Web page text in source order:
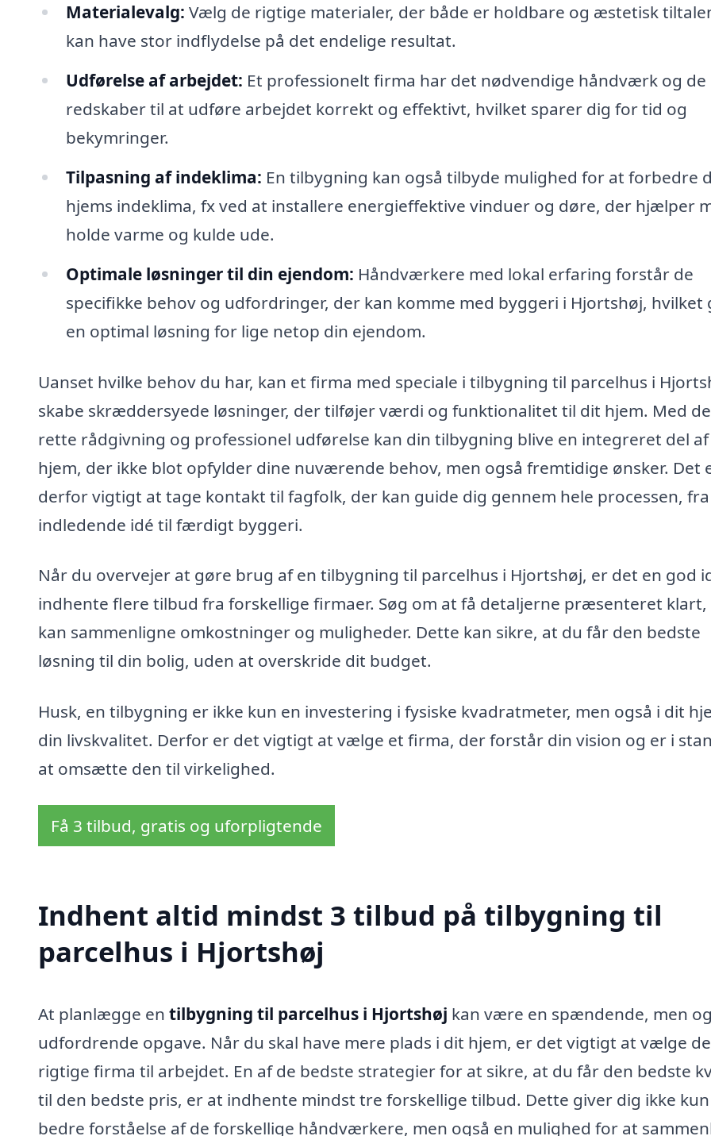
Materialevalg: Vælg de rigtige materialer, der både er holdbare og æstetisk
kan have stor indflydelse på det endelige resultat.
Udførelse af arbejdet: Et professionelt firma har det nødvendige håndværk og
redskaber til at udføre arbejdet korrekt og effektivt, hvilket sparer dig for tid og
bekymringer.
Tilpasning af indeklima: En tilbygning kan også tilbyde mulighed for at forbedre
hjems indeklima, fx ved at installere energieffektive vinduer og døre, der hjælper
holde varme og kulde ude.
Optimale løsninger til din ejendom: Håndværkere med lokal erfaring forstår de
specifikke behov og udfordringer, der kan komme med byggeri i Hjortshøj, hvilket
en optimal løsning for lige netop din ejendom.
Uanset hvilke behov du har, kan et firma med speciale i tilbygning til parcelhus i
skabe skræddersyede løsninger, der tilføjer værdi og funktionalitet til dit hjem. Med
rette rådgivning og professionel udførelse kan din tilbygning blive en integreret del
hjem, der ikke blot opfylder dine nuværende behov, men også fremtidige ønsker. Det
derfor vigtigt at tage kontakt til fagfolk, der kan guide dig gennem hele processen,
indledende idé til færdigt byggeri.
Når du overvejer at gøre brug af en tilbygning til parcelhus i Hjortshøj, er det en god
indhente flere tilbud fra forskellige firmaer. Søg om at få detaljerne præsenteret klart,
kan sammenligne omkostninger og muligheder. Dette kan sikre, at du får den bedste
løsning til din bolig, uden at overskride dit budget.
Husk, en tilbygning er ikke kun en investering i fysiske kvadratmeter, men også i dit
din livskvalitet. Derfor er det vigtigt at vælge et firma, der forstår din vision og er i
at omsætte den til virkelighed.
Få 3 tilbud, gratis og uforpligtende
Indhent altid mindst 3 tilbud på tilbygning til
parcelhus i Hjortshøj
At planlægge en tilbygning til parcelhus i Hjortshøj kan være en spændende, men
udfordrende opgave. Når du skal have mere plads i dit hjem, er det vigtigt at vælge
rigtige firma til arbejdet. En af de bedste strategier for at sikre, at du får den bedste
til den bedste pris, er at indhente mindst tre forskellige tilbud. Dette giver dig ikke
bedre forståelse af de forskellige håndværkere, men også en mulighed for at